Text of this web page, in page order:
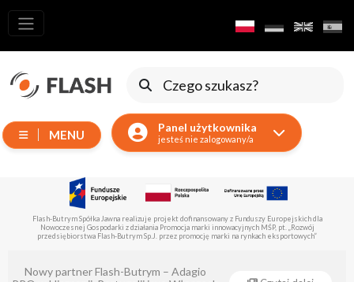
MENU Panel użytkownika
jesteś nie zalogowany/a
Wszystkie
produkty
Ruchome
Wytwornice
Oświetlenie
Lasery
Flash-Butrym Spółka Jawna realizuje projekt dofinansowany z Europejskiego Funduszu Rozwoju
Regionalnego z poddziałania 1.1.
Eventsklep - oficjalnym dystrybutorem